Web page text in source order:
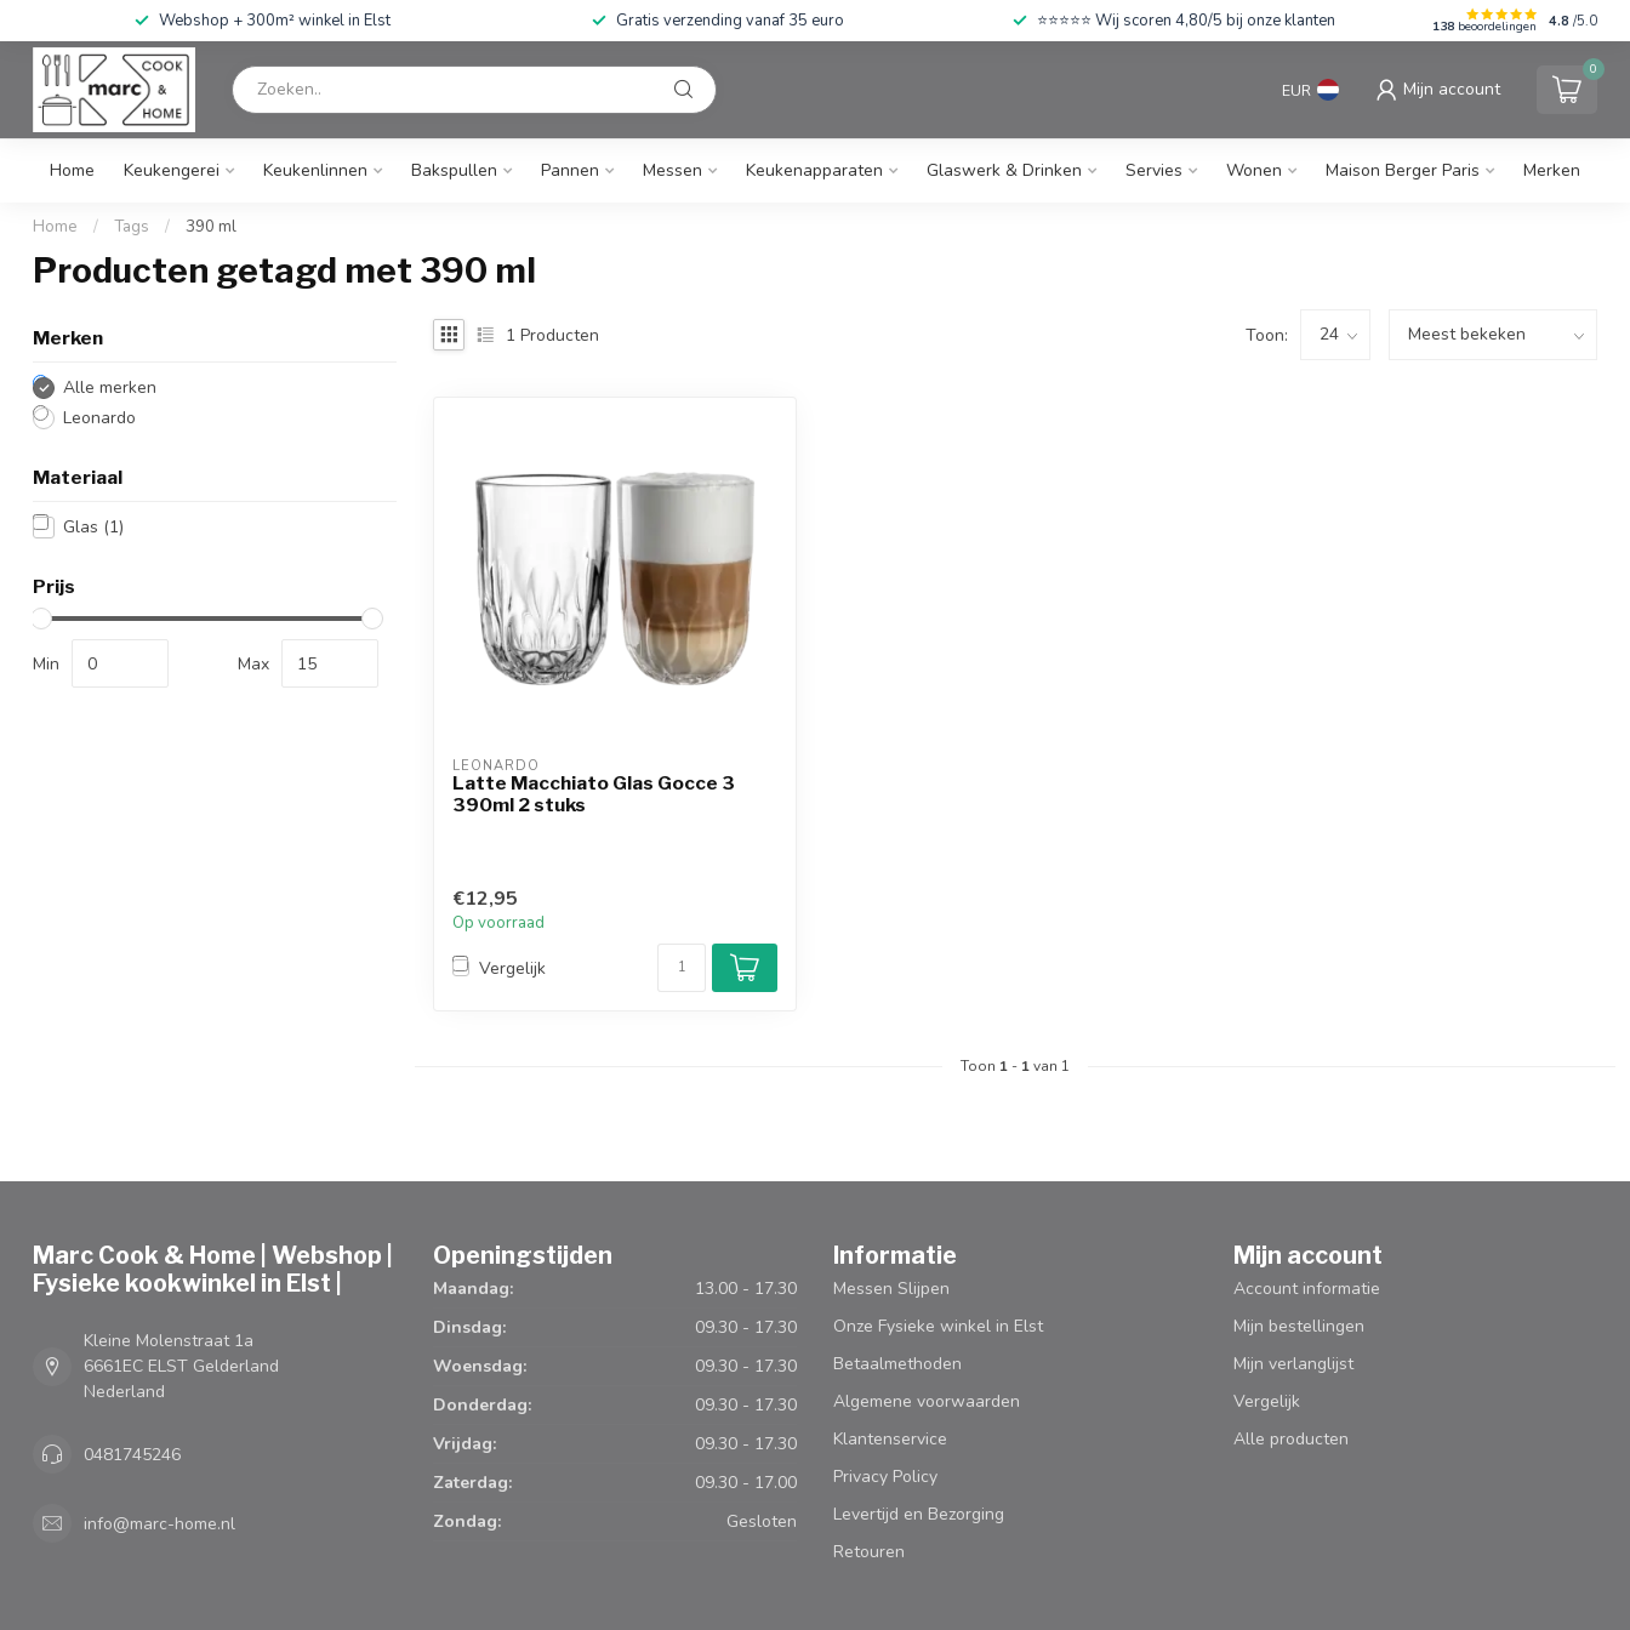
Webshop + 300m² winkel in Elst Gratis verzending vanaf 35 euro ⭐⭐⭐⭐⭐ Wij scoren 4,80/5 bij onze klanten 138 beoordelingen 4.8 /5.0
EUR Mijn account
0
Home Keukengerei Keukenlinnen Bakspullen Pannen Messen Keukenapparaten Glaswerk & Drinken Servies Wonen Maison Berger Paris Merken
Home / Tags / 390 ml
Producten getagd met 390 ml
Merken
Alle merken
Leonardo
Materiaal
Glas (1)
Prijs
Min Max
1 Producten Toon:
LEONARDO
Latte Macchiato Glas Gocce 3
390ml 2 stuks
€12,95
Op voorraad
Vergelijk
Toon 1 - 1van 1
Marc Cook & Home | Webshop |
Fysieke kookwinkel in Elst |
Kleine Molenstraat 1a
6661EC ELST Gelderland
Nederland
0481745246
info@marc-home.nl
Openingstijden
Maandag:
13.00 - 17.30
Dinsdag:
09.30 - 17.30
Woensdag:
09.30 - 17.30
Donderdag:
09.30 - 17.30
Vrijdag:
09.30 - 17.30
Zaterdag:
09.30 - 17.00
Zondag:
Gesloten
Informatie
Messen Slijpen
Onze Fysieke winkel in Elst
Betaalmethoden
Algemene voorwaarden
Klantenservice
Privacy Policy
Levertijd en Bezorging
Retouren
Mijn account
Account informatie
Mijn bestellingen
Mijn verlanglijst
Vergelijk
Alle producten